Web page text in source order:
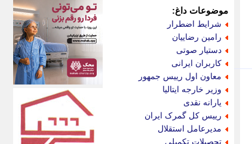
موضوعات داغ:
شرایط اضطرار
رامین رضاییان
دستیار صوتی
کاربران ایرانی
معاون اول رییس جمهور
وزیر خارجه ایتالیا
یارانه نقدی
رییس کل گمرک ایران
مدیرعامل استقلال
تحصیلات تکمیلی
اکوفارس
اکونگار
اکونیوز
الف
انتشار آنلاین
اندیشه قرن
اندیشه معاصر
اندیشه ها
انرژی پرس
ای استخدام
ایتنا